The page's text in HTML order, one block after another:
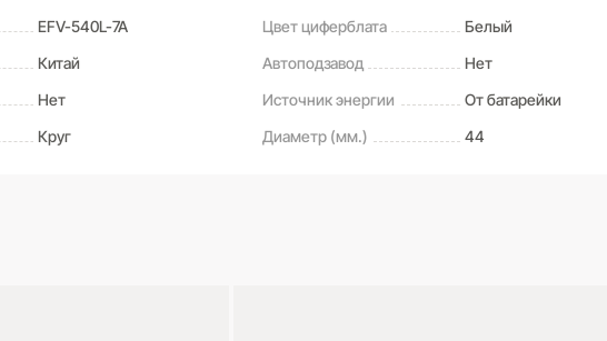
EFV-540L-7A Цвет циферблата
Белый
Китай Автоподзавод
Нет
Нет Источник энергии
От батарейки
Круг Диаметр (мм.) 44